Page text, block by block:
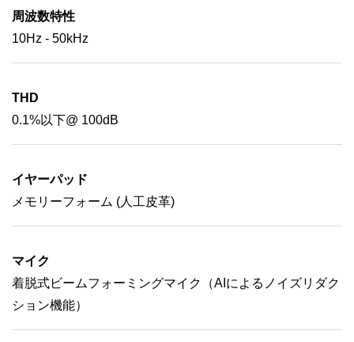
周波数特性
10Hz - 50kHz
THD
0.1%以下@ 100dB
イヤーパッド
メモリーフォーム (人工皮革)
マイク
着脱式ビームフォーミングマイク（AIによるノイズリダク
ション機能）